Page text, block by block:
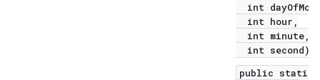
int
int hour,
int minute,
int second)
public static